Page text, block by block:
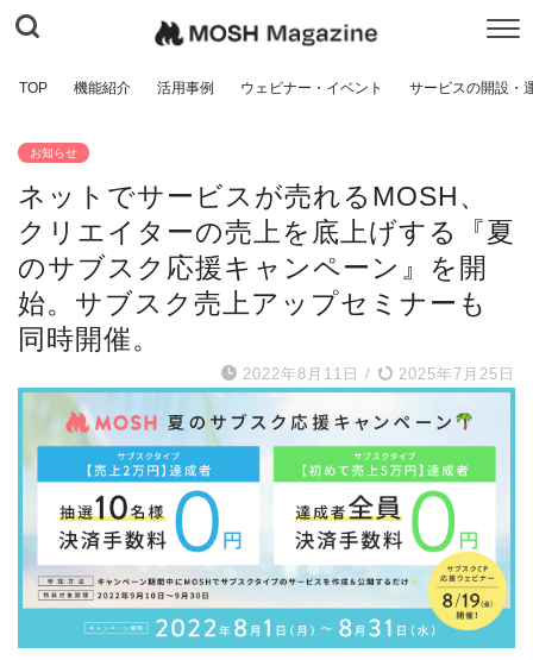
TOP 機能紹介 活用事例 ウェビナー・イベント サービスの開設・
お知らせ
ネットでサービスが売れるMOSH、
クリエイターの売上を底上げする『夏
のサブスク応援キャンペーン』を開
始。サブスク売上アップセミナーも
同時開催。
2022年8月11日 / 2025年7月25日